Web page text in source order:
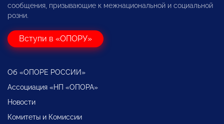
сообщения, призывающие к межнациональной и социальной
розни.
Вступи в «ОПОРУ»
Об «ОПОРЕ РОССИИ»
Ассоциация «НП «ОПОРА»
Новости
Комитеты и Комиссии